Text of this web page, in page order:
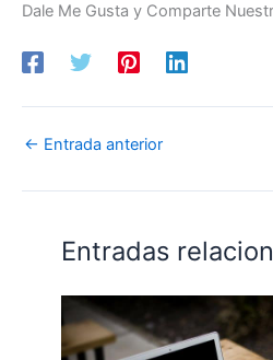
Dale Me Gusta y Comparte
← Entrada anterior
Entradas